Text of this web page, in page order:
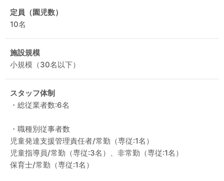
定員（園児数）
10名
施設規模
小規模（30名以下）
スタッフ体制
・総従業者数:6名
・職種別従事者数
児童発達支援管理責任者/常勤（専従:1名）
児童指導員/常勤（専従:3名）、非常勤（専従:1名）
保育士/常勤（専従:1名）